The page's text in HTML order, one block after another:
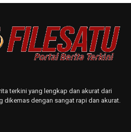
terkini yang lengkap dan akurat dari
dikemas dengan sangat rapi dan akurat.